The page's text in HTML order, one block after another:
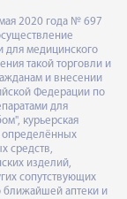
2020 года № 697
для медицинского
такой торговли и
и внесении
Федерации по
для
курьерская
определённых
средств,
изделий,
сопутствующих
ближайшей аптеки и